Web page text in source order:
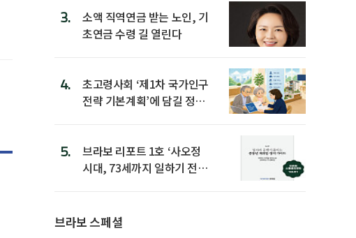
3.
소액 직역연금 받는 노인, 기
초연금 수령 길 열린다
4.
초고령사회 ‘제1차 국가인구
전략 기본계획’에 담길 정책
5.
브라보 리포트 1호 ‘사오정
시대, 73세까지 일하기 전략’
브라보 스페셜